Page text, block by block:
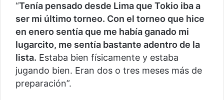
“Tenía pensado desde Lima que Tokio iba a
ser mi último torneo. Con el torneo que hice
en enero sentía que me había ganado mi
lugarcito, me sentía bastante adentro de la
lista. Estaba bien físicamente y estaba
jugando bien. Eran dos o tres meses más de
preparación”.